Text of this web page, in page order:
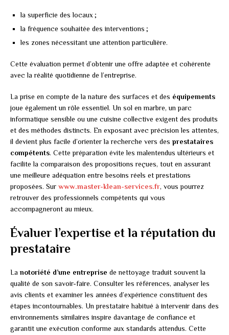
la superficie des locaux ;
la fréquence souhaitée des interventions ;
les zones nécessitant une attention particulière.
Cette évaluation permet d’obtenir une offre adaptée et cohérente
avec la réalité quotidienne de l’entreprise.
La prise en compte de la nature des surfaces et des équipements
joue également un rôle essentiel. Un sol en marbre, un parc
informatique sensible ou une cuisine collective exigent des produits
et des méthodes distincts. En exposant avec précision les attentes,
il devient plus facile d’orienter la recherche vers des prestataires
compétents. Cette préparation évite les malentendus ultérieurs et
facilite la comparaison des propositions reçues, tout en assurant
une meilleure adéquation entre besoins réels et prestations
proposées. Sur www.master-klean-services.fr, vous pourrez
retrouver des professionnels compétents qui vous
accompagneront au mieux.
Évaluer l’expertise et la réputation du
prestataire
La notoriété d’une entreprise de nettoyage traduit souvent la
qualité de son savoir-faire. Consulter les références, analyser les
avis clients et examiner les années d’expérience constituent des
étapes incontournables. Un prestataire habitué à intervenir dans des
environnements similaires inspire davantage de confiance et
garantit une exécution conforme aux standards attendus. Cette